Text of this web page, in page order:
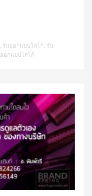
รับออกแบบโลโก้ รับ
ออกแบบโลโก้